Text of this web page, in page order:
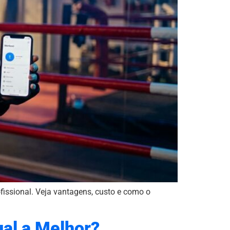
Veja vantagens, custo e como o